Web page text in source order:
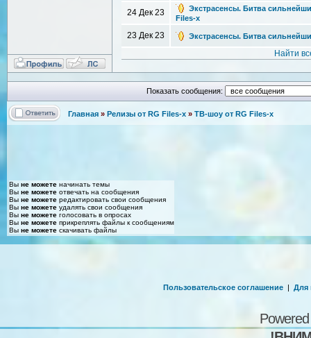
24 Дек 23
Экстрасенсы. Битва
Files-x
23 Дек 23 Экстрасенсы. Битва
Найти
Показать сообщения:
Главная » Релизы от RG Files-x » ТВ-шоу от RG Files-x
Вы не можете начинать темы
Вы не можете отвечать на сообщения
Вы не можете редактировать свои сообщения
Вы не можете удалять свои сообщения
Вы не можете голосовать в опросах
Вы не можете прикреплять файлы к сообщениям
Вы не можете скачивать файлы
Пользовательское соглашение | Для